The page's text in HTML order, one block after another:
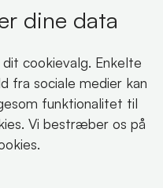
dine data
cookievalg. Enkelte
fra sociale medier kan
funktionalitet til
Vi bestræber os på